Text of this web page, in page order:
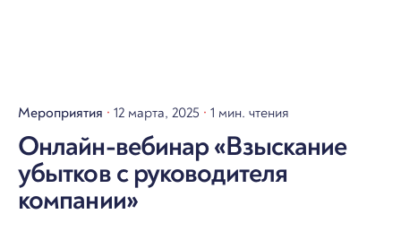
Мероприятия 12 марта, 2025 1 мин. чтения
Онлайн-вебинар «Взыскание
убытков с руководителя
компании»